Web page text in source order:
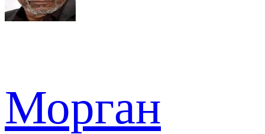
Морган